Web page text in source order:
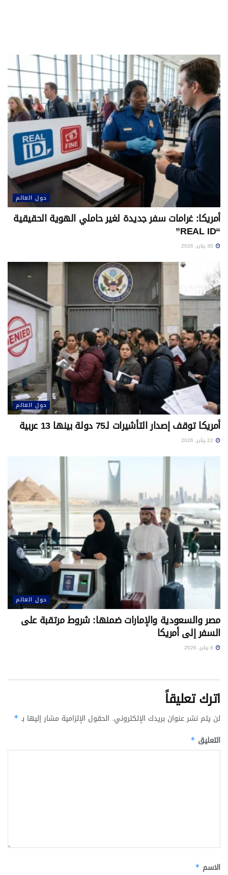
حول العالم
أمريكا: غرامات سفر جديدة لغير حاملي الهوية الحقيقية
“REAL ID”
حول العالم
أمريكا توقف إصدار التأشيرات لـ75 دولة بينها 13 عربية
حول العالم
مصر والسعودية والإمارات ضمنها: شروط مرتقبة على
السفر إلى أمريكا
اترك تعليقاً
لن يتم نشر عنوان بريدك الإلكتروني. الحقول الإلزامية مشار إليها بـ *
التعليق *
الاسم *